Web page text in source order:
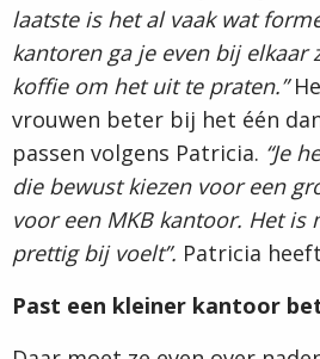
laatste is het al vaak wat
kantoren ga je even bij elkaar
koffie om het uit te praten.”
vrouwen beter bij het één
passen volgens Patricia. “Je
die bewust kiezen voor een
voor een MKB kantoor. Het is
prettig bij voelt”. Patricia
Past een kleiner kantoor